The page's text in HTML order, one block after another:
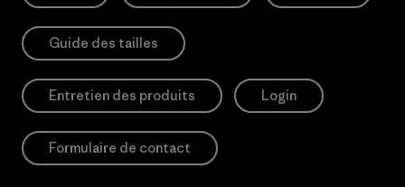
Guide des tailles
Entretien des produits Login
Formulaire de contact